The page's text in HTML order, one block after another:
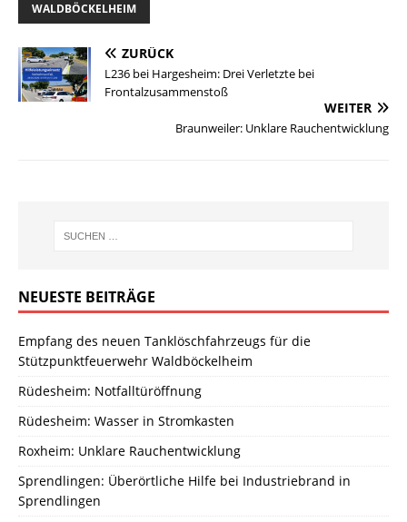
WALDBÖCKELHEIM
ZURÜCK
L236 bei Hargesheim: Drei Verletzte bei
Frontalzusammenstoß
WEITER
Braunweiler: Unklare Rauchentwicklung
NEUESTE BEITRÄGE
Empfang des neuen Tanklöschfahrzeugs für die
Stützpunktfeuerwehr Waldböckelheim
Rüdesheim: Notfalltüröffnung
Rüdesheim: Wasser in Stromkasten
Roxheim: Unklare Rauchentwicklung
Sprendlingen: Überörtliche Hilfe bei Industriebrand in
Sprendlingen